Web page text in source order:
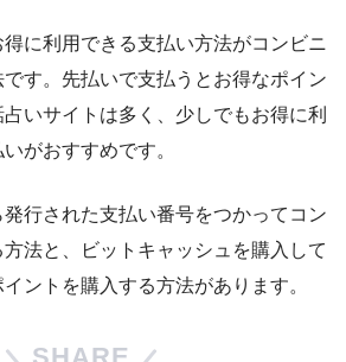
に利用できる支払い方法がコンビニ
す。先払いで支払うとお得なポイン
占いサイトは多く、少しでもお得に利
がおすすめです。
行された支払い番号をつかってコン
法と、ビットキャッシュを購入して
ントを購入する方法があります。